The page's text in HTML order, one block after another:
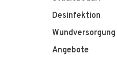
Desinfektion
Wundversorgung
Angebote